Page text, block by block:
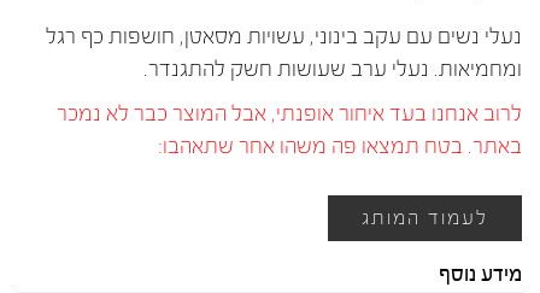
נעלי נשים עם עקב בינוני, עשויות מסאטן, חושפות כף רגל
ומחמיאות. נעלי ערב שעושות חשק להתגנדר.
לרוב אנחנו בעד איחור אופנתי, אבל המוצר כבר לא נמכר
באתר. בטח תמצאו פה משהו אחר שתאהבו:
לעמוד המותג
מידע נוסף